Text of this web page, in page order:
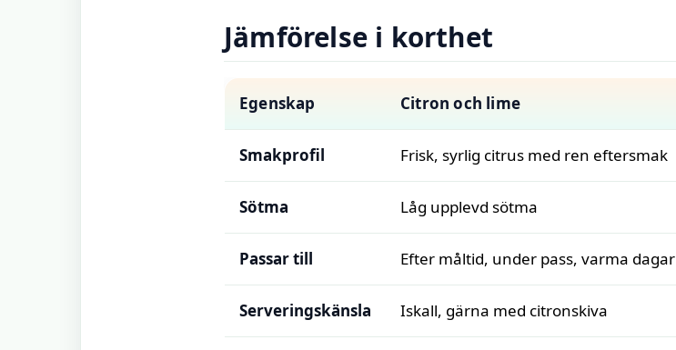
Jämförelse i korthet
Egenskap Citron och lime
Smakprofil Frisk, syrlig citrus med ren eftersmak
Sötma Låg upplevd sötma
Passar till Efter måltid, under pass, varma dagar
Serveringskänsla Iskall, gärna med citronskiva